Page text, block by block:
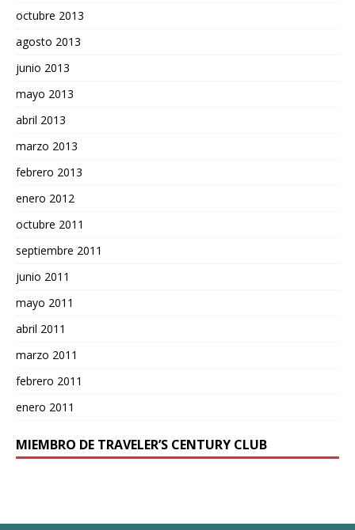
octubre 2013
agosto 2013
junio 2013
mayo 2013
abril 2013
marzo 2013
febrero 2013
enero 2012
octubre 2011
septiembre 2011
junio 2011
mayo 2011
abril 2011
marzo 2011
febrero 2011
enero 2011
MIEMBRO DE TRAVELER’S CENTURY CLUB